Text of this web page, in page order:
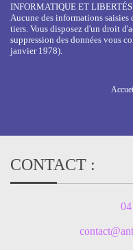
INFORMATIQUE ET LIBERTÉS
Aucune des informations saisies
tiers. Vous disposez d'un droit
suppression des données vous
janvier 1978).
CONTACT :